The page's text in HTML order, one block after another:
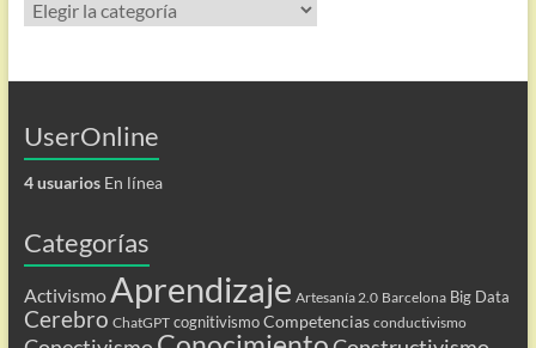
UserOnline
4 usuariosEn línea
Categorías
Activismo Aprendizaje Artesanía 2.0 Barcelona Big Data
Cerebro ChatGPT cognitivismo Competencias conductivismo